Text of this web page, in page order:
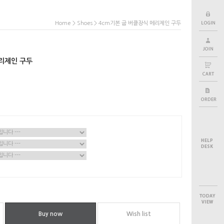
Home > Shoes> 4cm기본 굽 버클장식 메리제인 구두
제인 구두
Buy now Wish list